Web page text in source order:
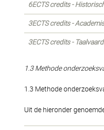
6ECTS credits -
3ECTS credits -
3ECTS credits -
1.3 Methode
1.3 Methode
Uit de hieronder